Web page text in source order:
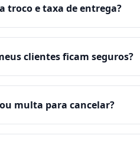
troco e taxa de entrega?
clientes ficam seguros?
multa para cancelar?